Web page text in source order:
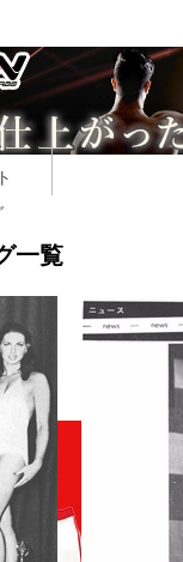
一覧